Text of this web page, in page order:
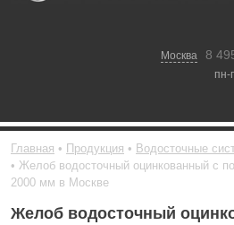
Москва 8
пн-
Главная Продукция Водосточные
Желоб водосточный оцинкованный с
2000 мм в Москве
Желоб водосточный